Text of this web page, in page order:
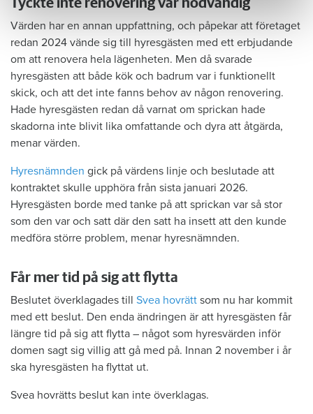
Tyckte inte renovering var nödvändig
Värden har en annan uppfattning, och påpekar att företaget
redan 2024 vände sig till hyresgästen med ett erbjudande
om att renovera hela lägenheten. Men då svarade
hyresgästen att både kök och badrum var i funktionellt
skick, och att det inte fanns behov av någon renovering.
Hade hyresgästen redan då varnat om sprickan hade
skadorna inte blivit lika omfattande och dyra att åtgärda,
menar värden.
Hyresnämnden gick på värdens linje och beslutade att
kontraktet skulle upphöra från sista januari 2026.
Hyresgästen borde med tanke på att sprickan var så stor
som den var och satt där den satt ha insett att den kunde
medföra större problem, menar hyresnämnden.
Får mer tid på sig att flytta
Beslutet överklagades till Svea hovrätt som nu har kommit
med ett beslut. Den enda ändringen är att hyresgästen får
längre tid på sig att flytta – något som hyresvärden inför
domen sagt sig villig att gå med på. Innan 2 november i år
ska hyresgästen ha flyttat ut.
Svea hovrätts beslut kan inte överklagas.